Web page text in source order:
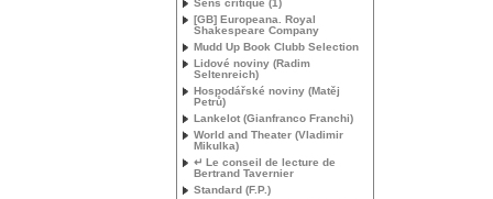
Sens critique (1)
[GB] Europeana. Royal
Shakespeare Company
Mudd Up Book Clubb Selection
Lidové noviny (Radim
Seltenreich)
Hospodářské noviny (Matěj
Petrů)
Lankelot (Gianfranco Franchi)
World and Theater (Vladimir
Mikulka)
↵ Le conseil de lecture de
Bertrand Tavernier
Standard (F.P.)